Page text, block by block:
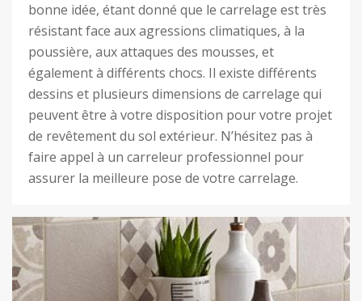
bonne idée, étant donné que le carrelage est très
résistant face aux agressions climatiques, à la
poussière, aux attaques des mousses, et
également à différents chocs. Il existe différents
dessins et plusieurs dimensions de carrelage qui
peuvent être à votre disposition pour votre projet
de revêtement du sol extérieur. N’hésitez pas à
faire appel à un carreleur professionnel pour
assurer la meilleure pose de votre carrelage.